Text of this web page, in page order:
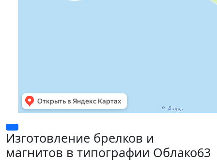
Изготовление брелков и
магнитов в типографии Облако63